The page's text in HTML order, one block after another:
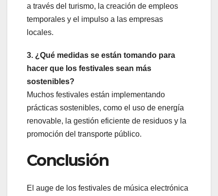
a través del turismo, la creación de empleos
temporales y el impulso a las empresas
locales.
3. ¿Qué medidas se están tomando para
hacer que los festivales sean más
sostenibles?
Muchos festivales están implementando
prácticas sostenibles, como el uso de energía
renovable, la gestión eficiente de residuos y la
promoción del transporte público.
Conclusión
El auge de los festivales de música electrónica